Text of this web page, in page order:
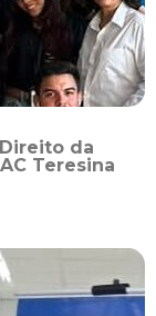
da
Teresina